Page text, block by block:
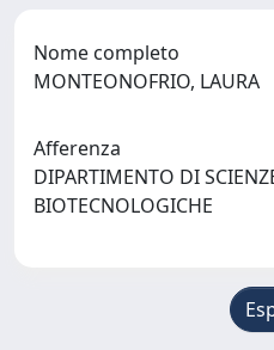
Nome completo
MONTEONOFRIO, LAURA
Afferenza
DIPARTIMENTO DI
BIOTECNOLOGICHE